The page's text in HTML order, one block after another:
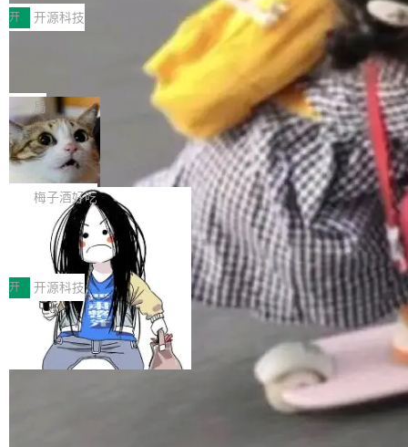
持续开源更多基于UCL-Engine的高性能通信组
件。 腾讯网平团队在UCL-MPComm中实现了一
个独立于业务线程的全局通信引擎（Engine），
经开始引入 AI Coding 工具，通过调用公有云模
型或企业内部部署模型提升研发效率。但随着 AI
Coding 从个人辅助工具逐步走向团队级、组织
级应用，企业在规模化落地过程中，对安全性、
可控性和代码质量提出了更高要求。 首先是数据
安全与合规要求。对于大多数普通研发场景，公
有云模型能够满足快速试用和效率提升的需求。
但对于金融、能源、医疗等对数据安全要求较...
智能应用典型案例名单》，集中展示人工智能在
各领域的应用成果，覆盖技术底座、行业赋能、
产品应用、支撑保障、专题等五大方向。深信服
AI算力网关（AI创新平台）成功入选！ 随着各行
各业的Agent走向规模化建设，算力构成形态逐
渐丰富，用户关注的重点也在发生变化：不只是
让AI用起来，还要进一步看清混合算力时代下，
Token花在哪里、算力是否被充分利用，以及持
续增长的AI成本该如何优化。 深信服AI算力网关
正是围绕这些实际问题，从Token治理和成本治
理两个方面，让用户的每一份算力都看得清、管
得住、用得稳、省得下、更安全！ 一、从现在开
始，Token使用一目...
开 开源科技
Jeff Dean 离开 Google：一个时代的结
束，一个实验室的开始
Google 员工编号 20。MapReduce 作者之一。
Bigtable 作者之一。TensorFlow 的作者之一。
Gemini 的架构师。Google 首席科学家。 Jeff D
ean 在 Google 工作了 27 年后，宣布离职。 他
不是一个人走。一同离开的还有 Sanjay Ghema
wat（Google 员工编号 23，Jeff Dean 二十多
年的编程搭档，MapReduce 和 Bigtable 的共同
作者）、Quoc Le（Google 大脑核心成员，Se
q2Seq 和 DocAI 的共同发明人）以及 Oriol Vin
yals（Gemini 联合负责人，AlphaSta...
局
🔥 SolonCode v2026.8.4 发布：界面
字体可调、22 种语言、记忆搜索增强
打开终端就能上岗的全中文编码智能体，这一轮
把「看得清、用母语、记得住」三件事一次补
齐。 SolonCode 是什么 SolonCode 是杭州无
耳科技研发的企业级终端编码智能体——一位全
中文驱动的数字员工，自主理解需求、规划步
骤、编写代码。不挑模型、不挑平台，curl 一行
装完即用。 开源地址：Gitee · GitCode · GitHu
b 安装 支持 Java 8+（8~26）、macOS / Linu
x / Windows / Harmony PC。 # macOS / Linu
x / Harmony PC curl -fsSL https://solon.noea
梅子酒好吃
让“代码语义理解”深度释放AI Coding
价值潜能：华为云码道（CodeArts）
代码仓技术解析
一、代码仓深度理解技术的作用与价值 在软件工
程实践中，代码仓是企业核心知识资产的主要载
体。企业级代码仓库通常包含数十万乃至数百万
个文件，其规模远超单次模型调用可承载的上下
文窗口。随着项目规模的持续扩张与代码历史的
不断累积，代码仓中的模块关系、接口契约、业
务逻辑等关键信息往往分散于数十乃至数百个文
件之中，形成高度复杂的知识关联网络。传统的
开 开源科技